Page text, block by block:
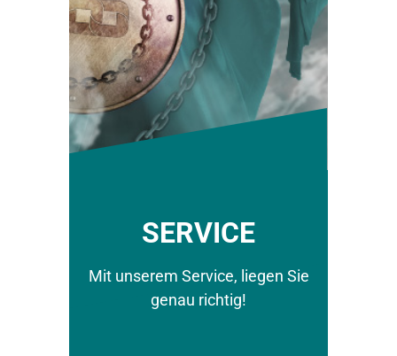
SERVICE
Mit unserem Service, liegen Sie
genau richtig!